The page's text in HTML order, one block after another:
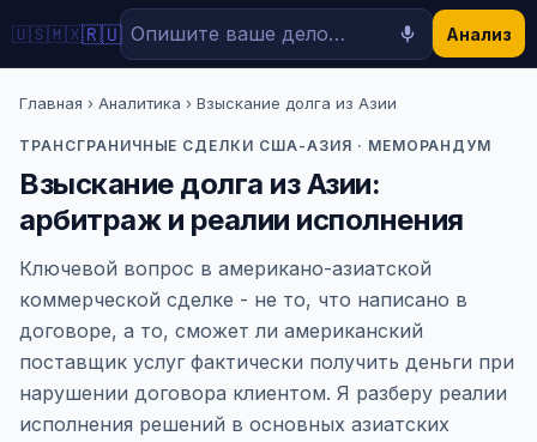
🇺🇸🇲🇽🇷🇺 Анализ
Главная › Аналитика › Взыскание долга из Азии
ТРАНСГРАНИЧНЫЕ СДЕЛКИ США-АЗИЯ · МЕМОРАНДУМ
Взыскание долга из Азии:
арбитраж и реалии исполнения
Ключевой вопрос в американо-азиатской
коммерческой сделке - не то, что написано в
договоре, а то, сможет ли американский
поставщик услуг фактически получить деньги при
нарушении договора клиентом. Я разберу реалии
исполнения решений в основных азиатских